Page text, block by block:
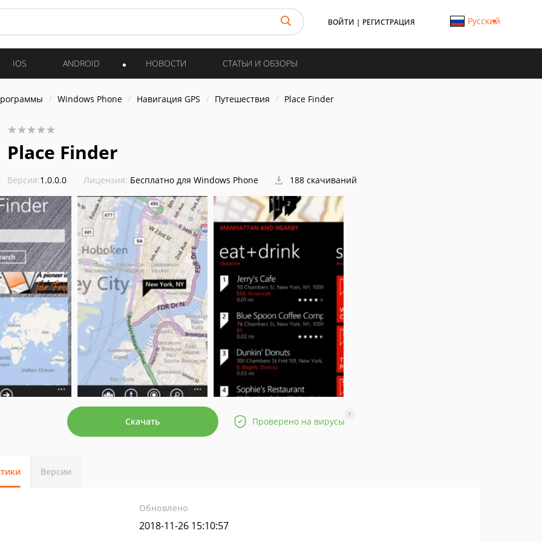
ВОЙТИ | РЕГИСТРАЦИЯ Русский
IOS ANDROID НОВОСТИ СТАТЬИ И ОБЗОРЫ
Windows Phone Навигация GPS Путешествия Place Finder
Place Finder
Версия:1.0.0.0 Лицензия: Бесплатно для Windows Phone 188 скачиваний
Скачать Проверено на вирусы
?
Версии
Обновлено
2018-11-26 15:10:57